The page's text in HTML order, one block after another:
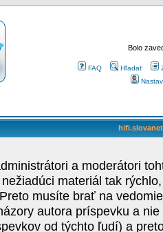
Bolo
FAQ Hľadať
a moderátori
materiál tak
musíte brať na
autora príspevku a
od týchto ľudí) a